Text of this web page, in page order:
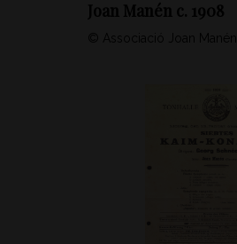
Joan Manén c. 1908
© Associació Joan Manén